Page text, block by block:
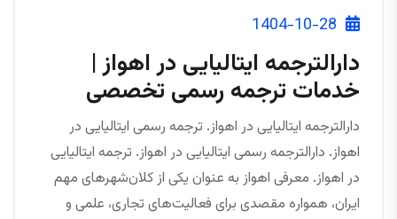
1404-10-28
دارالترجمه ایتالیایی در اهواز |
خدمات ترجمه رسمی تخصصی
دارالترجمه ایتالیایی در اهواز. ترجمه رسمی ایتالیایی در
اهواز. دارالترجمه رسمی ایتالیایی در اهواز. ترجمه ایتالیایی
در اهواز. معرفی اهواز به عنوان یکی از کلان‌شهرهای مهم
ایران، همواره مقصدی برای فعالیت‌های تجاری، علمی و